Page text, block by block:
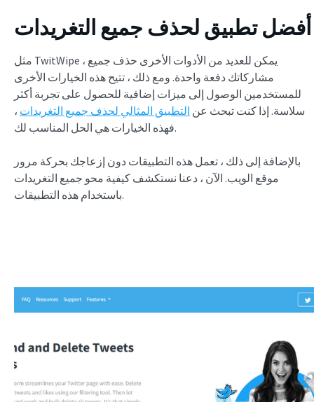
أفضل تطبيق لحذف جميع التغريدات
مثل TwitWipe ، يمكن للعديد من الأدوات الأخرى حذف جميع
مشاركاتك دفعة واحدة. ومع ذلك ، تتيح هذه الخيارات الأخرى
للمستخدمين الوصول إلى ميزات إضافية للحصول على تجربة أكثر
سلاسة. إذا كنت تبحث عن التطبيق المثالي لحذف جميع التغريدات ،
فهذه الخيارات هي الحل المناسب لك.
بالإضافة إلى ذلك ، تعمل هذه التطبيقات دون إزعاجك بحركة مرور
موقع الويب. الآن ، دعنا نستكشف كيفية محو جميع التغريدات
باستخدام هذه التطبيقات.